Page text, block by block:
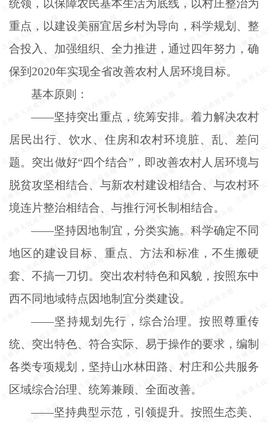
统领，以保障农民基本生活为底线，以村庄整治为
重点，以建设美丽宜居乡村为导向，科学规划、整
合投入、加强组织、全力推进，通过四年努力，确
保到 2020年实现全省改善农村人居环境目标。
基本原则：
——坚持突出重点，统筹安排。着力解决农村
居民出行、饮水、住房和农村环境脏、乱、差问
题。突出做好“四个结合”，即改善农村人居环境与
脱贫攻坚相结合、与新农村建设相结合、与农村环
境连片整治相结合、与推行河长制相结合。
——坚持因地制宜，分类实施。科学确定不同
地区的建设目标、重点、方法和标准，不生搬硬
套、不搞一刀切。突出农村特色和风貌，按照东中
西不同地域特点因地制宜分类建设。
——坚持规划先行，综合治理。按照尊重传
统、突出特色、符合实际、易于操作的要求，编制
各类专项规划，坚持山水林田路、村庄和公共服务
区域综合治理、统筹兼顾、全面改善。
——坚持典型示范，引领提升。按照生态美、